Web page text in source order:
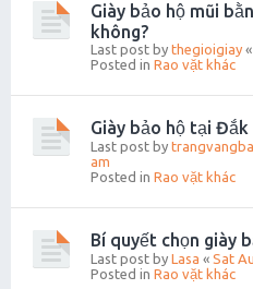
Giày bảo hộ mũi
không?
Last post by thegioigiay «
Posted in Rao vặt khác
Giày bảo hộ tại
Last post by
am
Posted in Rao vặt khác
Bí quyết chọn giày
Last post by Lasa « Sat
Posted in Rao vặt khác